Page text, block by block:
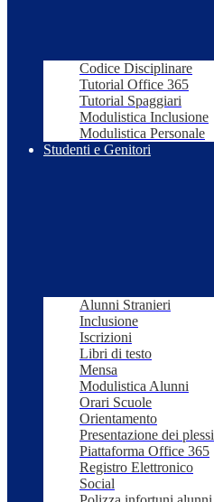
Codice Disciplinare
Tutorial Office 365
Tutorial Spaggiari
Modulistica Inclusione
Modulistica Personale
Studenti e Genitori
Alunni Stranieri
Inclusione
Iscrizioni
Libri di testo
Mensa
Modulistica Alunni
Orari Scuole
Orientamento
Presentazione dei plessi
Piattaforma Office 365
Registro Elettronico
Social